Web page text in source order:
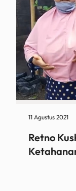
11 Agustus 2021
Retno